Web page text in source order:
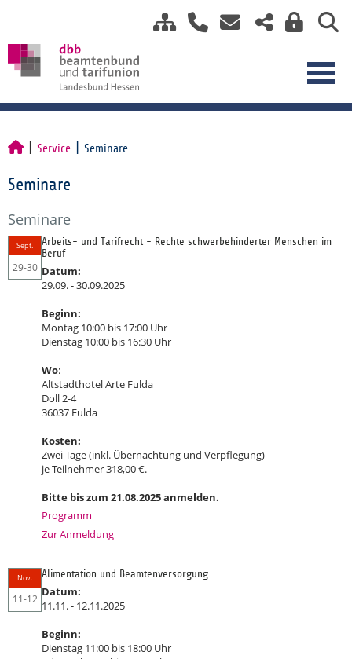
Service Seminare
Seminare
Seminare
Sept.
29-30
Arbeits- und Tarifrecht - Rechte schwerbehinderter Menschen im
Beruf
Datum:
29.09. - 30.09.2025
Beginn:
Montag 10:00 bis 17:00 Uhr
Dienstag 10:00 bis 16:30 Uhr
Wo:
Altstadthotel Arte Fulda
Doll 2-4
36037 Fulda
Kosten:
Zwei Tage (inkl. Übernachtung und Verpflegung)
je Teilnehmer 318,00 €.
Bitte bis zum 21.08.2025 anmelden.
Programm
Zur Anmeldung
Nov.
11-12
Alimentation und Beamtenversorgung
Datum:
11.11. - 12.11.2025
Beginn:
Dienstag 11:00 bis 18:00 Uhr